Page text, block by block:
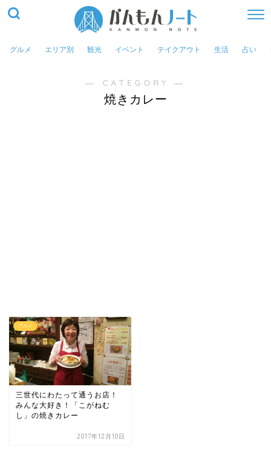
グルメ エリア別 観光 イベント テイクアウト 生活 占い
― CATEGORY ―
焼きカレー
グルメ
三世代にわたって通うお店！
みんな大好き！「こがねむ
し」の焼きカレー
2017年12月10日